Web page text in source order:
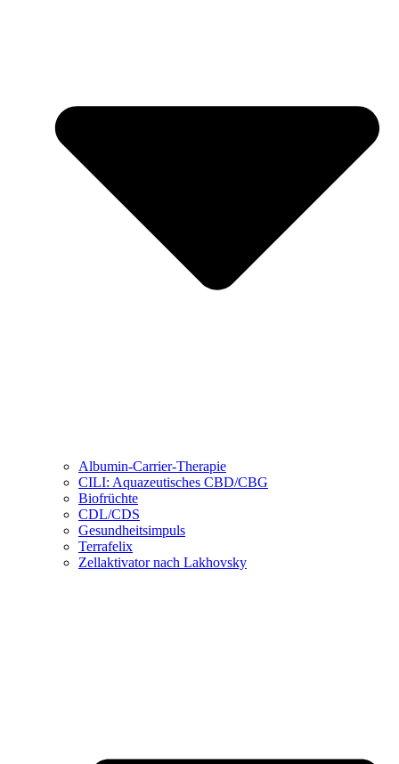
Albumin-Carrier-Therapie
CILI: Aquazeutisches CBD/CBG
Biofrüchte
CDL/CDS
Gesundheitsimpuls
Terrafelix
Zellaktivator nach Lakhovsky